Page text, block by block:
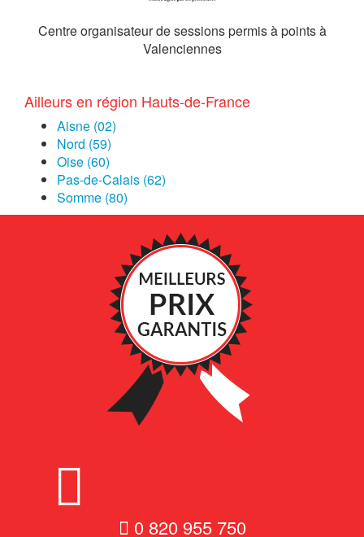
Centre organisateur de sessions permis à points à
Valenciennes
Ailleurs en région Hauts-de-France
Aisne (02)
Nord (59)
Oise (60)
Pas-de-Calais (62)
Somme (80)
0 820 955 750